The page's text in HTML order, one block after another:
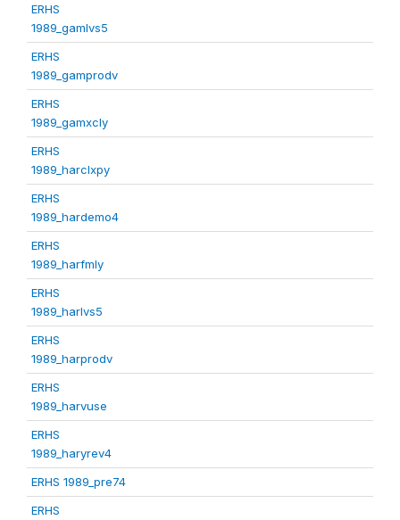
ERHS
1989_gamlvs5
ERHS
1989_gamprodv
ERHS
1989_gamxcly
ERHS
1989_harclxpy
ERHS
1989_hardemo4
ERHS
1989_harfmly
ERHS
1989_harlvs5
ERHS
1989_harprodv
ERHS
1989_harvuse
ERHS
1989_haryrev4
ERHS 1989_pre74
ERHS